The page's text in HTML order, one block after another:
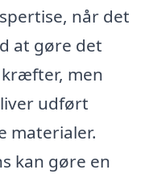
når det
at gøre det
men
udført
materialer.
kan gøre en